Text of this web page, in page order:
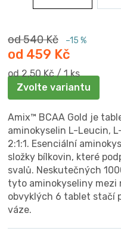
od 540 Kč –15 %
od 459 Kč
Měrná
cena:
od 2,50 Kč / 1 ks
Zvolte variantu
Amix™ BCAA Gold je
aminokyselin L-Leucin,
2:1:1. Esenciální
složky bílkovin, které
svalů. Neskutečných
tyto aminokyseliny mezi
obvyklých 6 tablet stačí
váze.